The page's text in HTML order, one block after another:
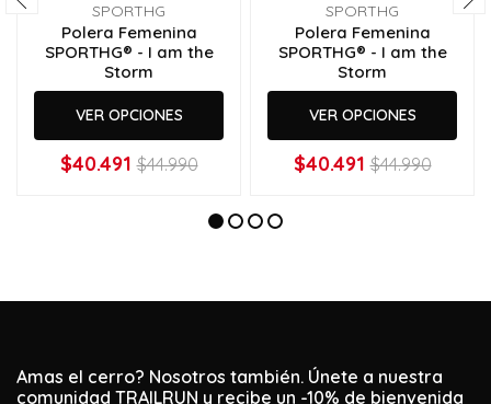
SPORTHG
Polera Femenina
SPORTHG® - I am the
Storm
VER OPCIONES
$40.491 $44.990
SPORTHG
Polera Femenina
SPORTHG® - I am the
Storm
VER OPCIONES
$40.491 $44.990
Amas el cerro? Nosotros también. Únete a nuestra
comunidad TRAILRUN y recibe un -10% de bienvenida